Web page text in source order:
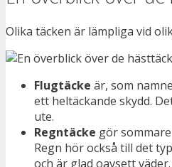
Olika täcken är lämpliga vid
Flugtäcke är, som
ett heltäckande skydd.
ute.
Regntäcke gör
Regn hör också till det
och är glad oavsett